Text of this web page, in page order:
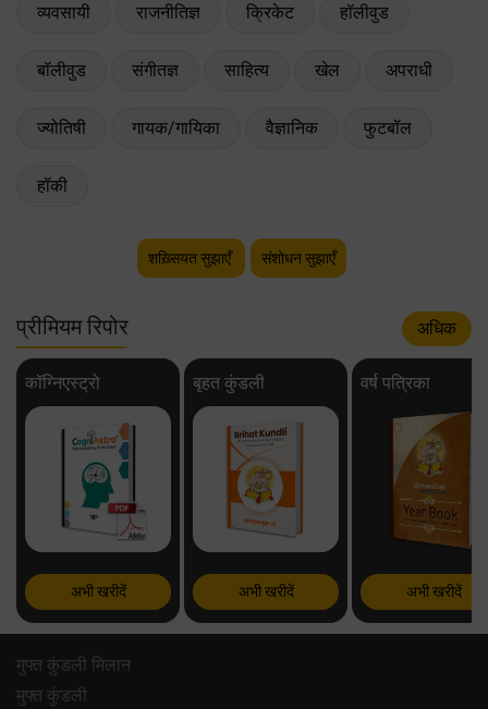
व्यवसायी राजनीतिज्ञ क्रिकेट हॉलीवुड
बॉलीवुड संगीतज्ञ साहित्य खेल अपराधी
ज्योतिषी गायक/गायिका वैज्ञानिक फुटबॉल
हॉकी
शख़्सियत सुझाएँ संशोधन सुझाएँ
प्रीमियम रिपोर अधिक
कॉग्निएस्ट्रो
अभी खरीदें
बृहत कुंडली
अभी खरीदें
वर्ष पत्रिका
अभी खरीदें
मुफ्त कुंडली मिलान
मुफ्त कुंडली